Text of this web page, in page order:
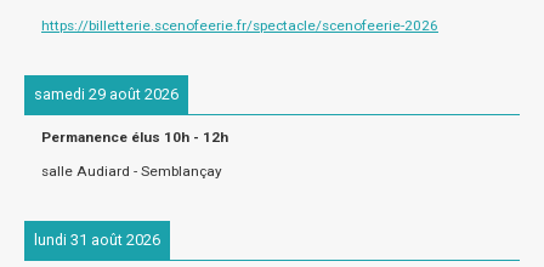
https://billetterie.scenofeerie.fr/spectacle/scenofeerie-2026
samedi 29 août 2026
Permanence élus 10h - 12h
salle Audiard - Semblançay
lundi 31 août 2026